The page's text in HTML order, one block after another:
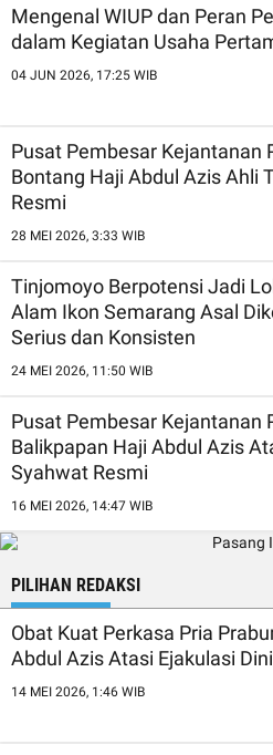
Mengenal WIUP dan Peran
dalam Kegiatan Usaha
04 JUN 2026, 17:25 WIB
Pusat Pembesar Kejantanan
Bontang Haji Abdul Azis Ahli
Resmi
28 MEI 2026, 3:33 WIB
Tinjomoyo Berpotensi Jadi
Alam Ikon Semarang Asal
Serius dan Konsisten
24 MEI 2026, 11:50 WIB
Pusat Pembesar Kejantanan
Balikpapan Haji Abdul Azis
Syahwat Resmi
16 MEI 2026, 14:47 WIB
PILIHAN REDAKSI
Obat Kuat Perkasa Pria
Abdul Azis Atasi Ejakulasi Dini
14 MEI 2026, 1:46 WIB